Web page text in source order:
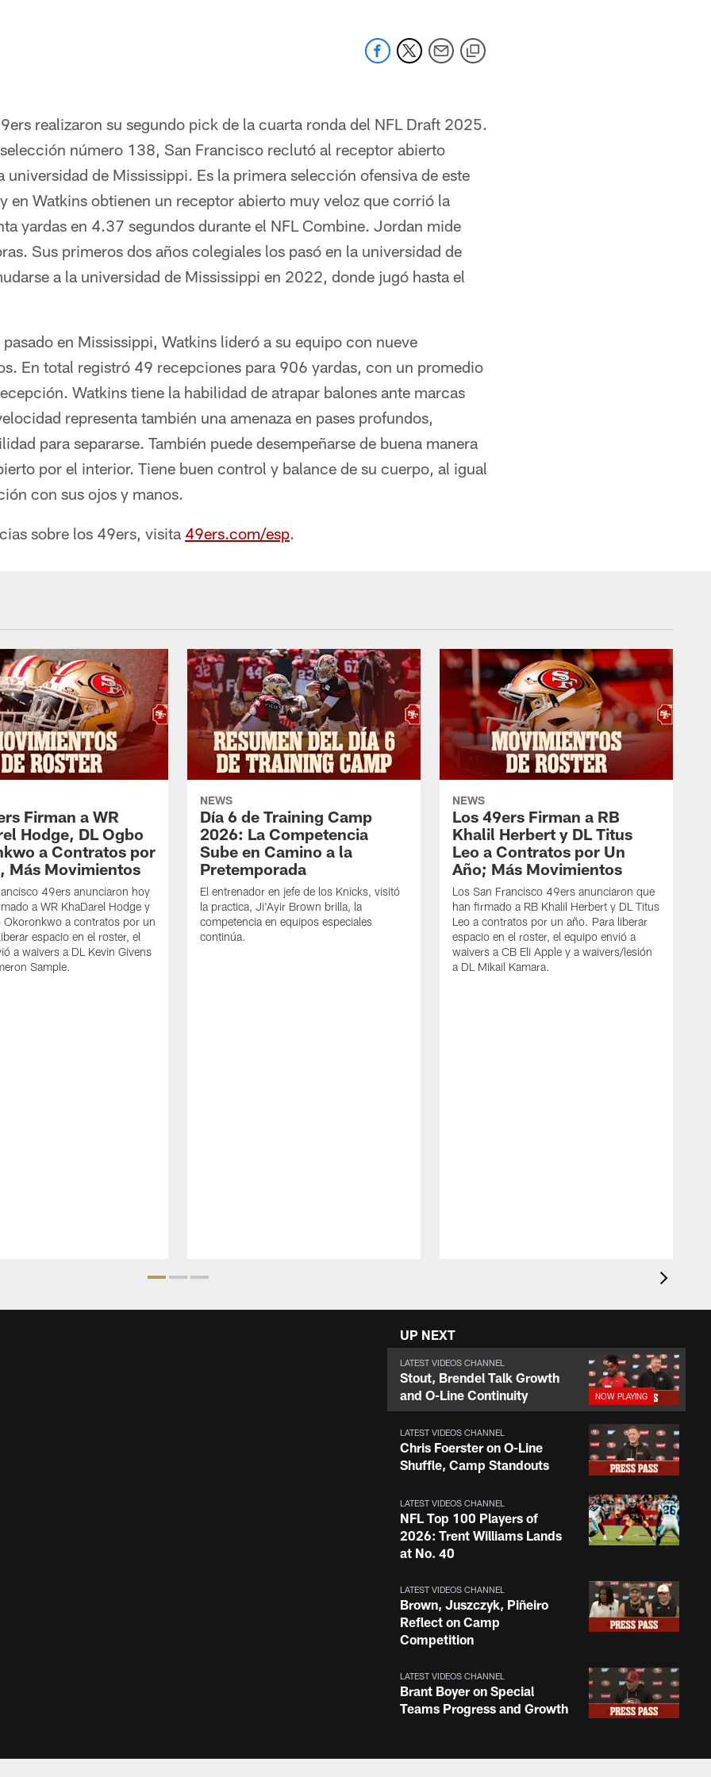
realizaron su segundo pick de la cuarta ronda del NFL Draft 2025.
número 138, San Francisco reclutó al receptor abierto
universidad de Mississippi. Es la primera selección ofensiva de este
en Watkins obtienen un receptor abierto muy veloz que corrió la
yardas en 4.37 segundos durante el NFL Combine. Jordan mide
Sus primeros dos años colegiales los pasó en la universidad de
a la universidad de Mississippi en 2022, donde jugó hasta el
en Mississippi, Watkins lideró a su equipo con nueve
En total registró 49 recepciones para 906 yardas, con un promedio
Watkins tiene la habilidad de atrapar balones ante marcas
representa también una amenaza en pases profundos,
para separarse. También puede desempeñarse de buena manera
por el interior. Tiene buen control y balance de su cuerpo, al igual
con sus ojos y manos.
sobre los 49ers, visita 49ers.com/esp.
Firman a WR
Hodge, DL Ogbo
a Contratos por
Más Movimientos
49ers anunciaron hoy
a WR KhaDarel Hodge y
Okoronkwo a contratos por un
espacio en el roster, el
a waivers a DL Kevin Givens
Sample.
NEWS
Día 6 de Training Camp
2026: La Competencia
Sube en Camino a la
Pretemporada
El entrenador en jefe de los Knicks, visitó
la practica, Ji'Ayir Brown brilla, la
competencia en equipos especiales
continúa.
NEWS
Los 49ers Firman a RB
Khalil Herbert y DL Titus
Leo a Contratos por Un
Año; Más Movimientos
Los San Francisco 49ers anunciaron que
han firmado a RB Khalil Herbert y DL Titus
Leo a contratos por un año. Para liberar
espacio en el roster, el equipo envió a
waivers a CB Eli Apple y a waivers/lesión
a DL Mikail Kamara.
UP NEXT
LATEST VIDEOS CHANNEL
Stout, Brendel Talk Growth
and O-Line Continuity
LATEST VIDEOS CHANNEL
Chris Foerster on O-Line
Shuffle, Camp Standouts
LATEST VIDEOS CHANNEL
NFL Top 100 Players of
2026: Trent Williams Lands
at No. 40
LATEST VIDEOS CHANNEL
Brown, Juszczyk, Piñeiro
Reflect on Camp
Competition
LATEST VIDEOS CHANNEL
Brant Boyer on Special
Teams Progress and Growth
Fred Warner Joins 'Back